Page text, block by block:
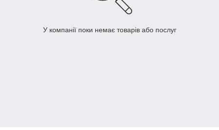
У компанії поки немає товарів або послуг